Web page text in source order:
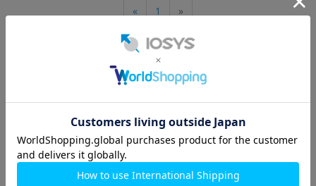
« 1 »
Googleレビュー
4.7
満足度 4.7！実際のレビューを見る